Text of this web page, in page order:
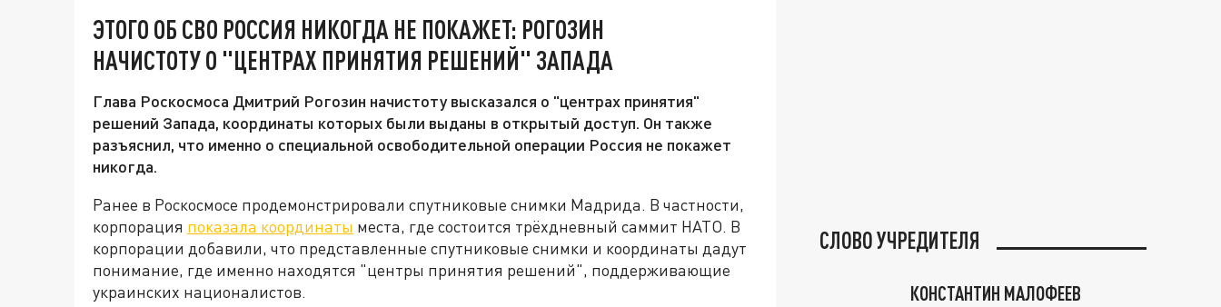
ЭТОГО ОБ СВО РОССИЯ НИКОГДА НЕ ПОКАЖЕТ: РОГОЗИН
НАЧИСТОТУ О "ЦЕНТРАХ ПРИНЯТИЯ РЕШЕНИЙ" ЗАПАДА
Глава Роскосмоса Дмитрий Рогозин начистоту высказался о "центрах принятия"
решений Запада, координаты которых были выданы в открытый доступ. Он также
разъяснил, что именно о специальной освободительной операции Россия не покажет
никогда.
Ранее в Роскосмосе продемонстрировали спутниковые снимки Мадрида. В частности,
корпорация показала координаты места, где состоится трёхдневный саммит НАТО. В
корпорации добавили, что представленные спутниковые снимки и координаты дадут
понимание, где именно находятся "центры принятия решений", поддерживающие
украинских националистов.
СЛОВО УЧРЕДИТЕЛЯ
КОНСТАНТИН МАЛОФЕЕВ